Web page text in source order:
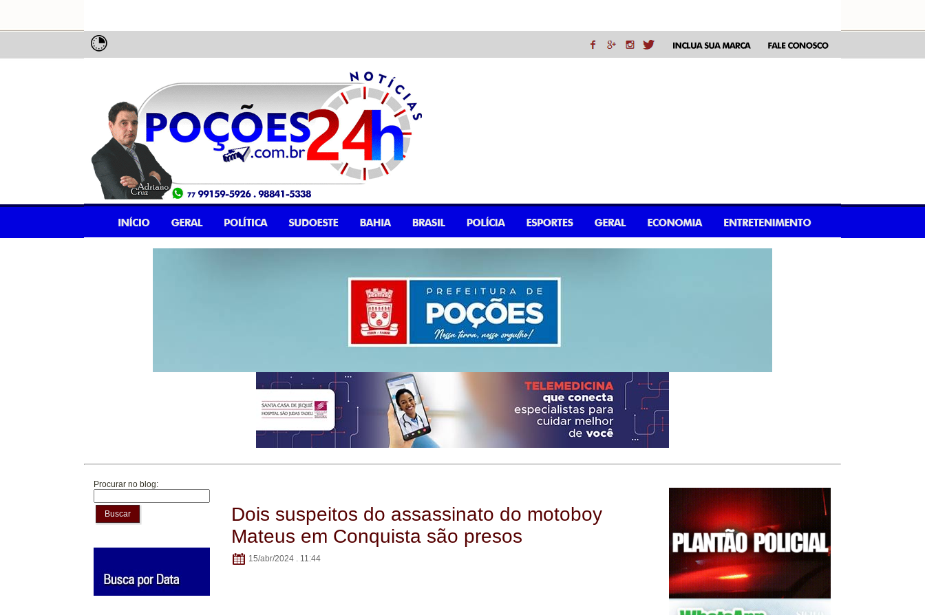
Procurar no blog:
Buscar
Dois suspeitos do assassinato do motoboy
Mateus em Conquista são presos
15/abr/2024 . 11:44